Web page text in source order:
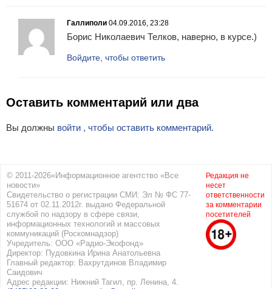
Галлиполи 04.09.2016, 23:28
Борис Николаевич Телков, наверно, в курсе.)
Войдите, чтобы ответить
Оставить комментарий или два
Вы должны войти , чтобы оставить комментарий.
© 2011-2026«Информационное агентство «Все
новости»
Свидетельство о регистрации СМИ: Эл № ФС 77-
51674 от 02.11.2012г. выдано Федеральной
службой по надзору в сфере связи,
информационных технологий и массовых
коммуникаций (Роскомнадзор)
Учредитель: ООО «Радио-Экофонд»
Директор: Пудовкина Ирина Анатольевна
Главный редактор: Вахрутдинов Владимир
Саидович
Адрес редакции: Нижний Тагил, пр. Ленина, 4.
Редакция не
несет
ответственности
за комментарии
посетителей